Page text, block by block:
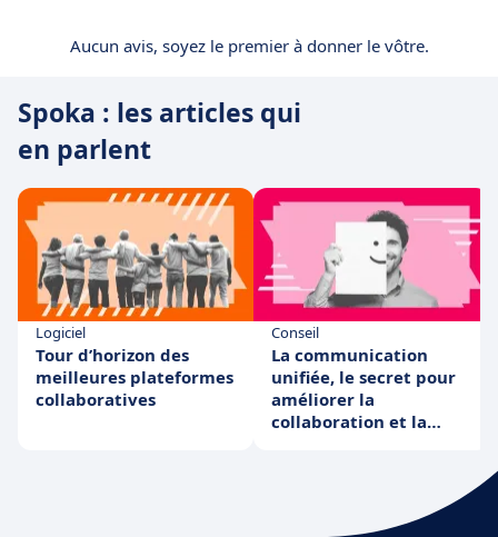
Aucun avis, soyez le premier à donner le vôtre.
Spoka : les articles qui
en parlent
Logiciel
Tour d’horizon des
meilleures plateformes
collaboratives
Conseil
La communication
unifiée, le secret pour
améliorer la
collaboration et la